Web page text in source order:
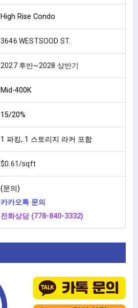
High Rise Condo
3646 WESTSOOD ST.
2027 후반~2028 상반기
Mid-400K
15/20%
1 파킹, 1 스토리지 라커 포함
$0.61/sqft
(문의)
카카오톡 문의
전화상담 (778-840-3332)